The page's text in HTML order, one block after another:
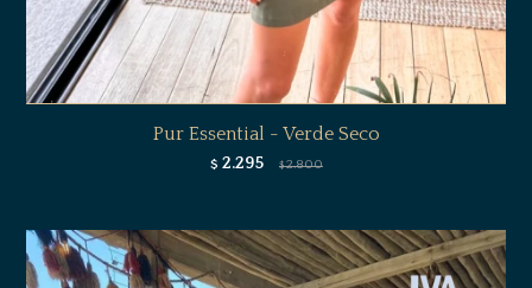
Pur Essential - Verde Seco
$ 2.295 $ 2.800